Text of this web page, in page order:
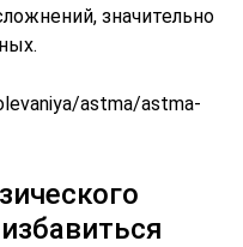
значительно
astma/astma-